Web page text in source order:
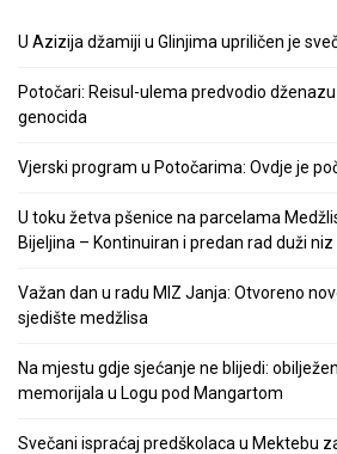
U Azizija džamiji u Glinjima upriličen je
Potočari: Reisul-ulema predvodio
genocida
Vjerski program u Potočarima: Ovdje je
U toku žetva pšenice na parcelama
Bijeljina – Kontinuiran i predan rad duži niz
Važan dan u radu MIZ Janja: Otvoreno
sjedište medžlisa
Na mjestu gdje sjećanje ne blijedi:
memorijala u Logu pod Mangartom
Svečani ispraćaj predškolaca u Mektebu